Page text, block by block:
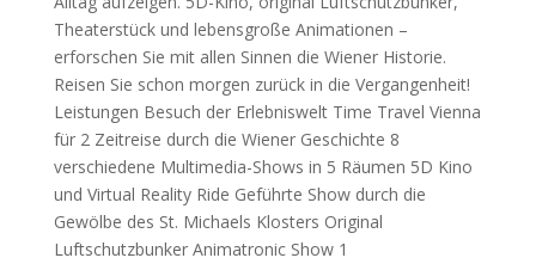
Theaterstück und lebensgroße Animationen –
erforschen Sie mit allen Sinnen die Wiener Historie.
Reisen Sie schon morgen zurück in die Vergangenheit!
Leistungen Besuch der Erlebniswelt Time Travel Vienna
für 2 Zeitreise durch die Wiener Geschichte 8
verschiedene Multimedia-Shows in 5 Räumen 5D Kino
und Virtual Reality Ride Geführte Show durch die
Gewölbe des St. Michaels Klosters Original
Luftschutzbunker Animatronic Show 1